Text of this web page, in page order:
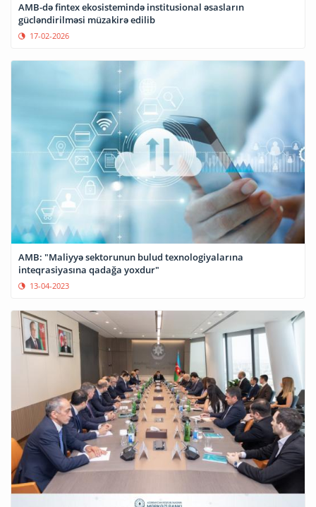
AMB-də fintex ekosistemində institusional əsasların
gücləndirilməsi müzakirə edilib
17-02-2026
AMB: "Maliyyə sektorunun bulud texnologiyalarına
inteqrasiyasına qadağa yoxdur"
13-04-2023